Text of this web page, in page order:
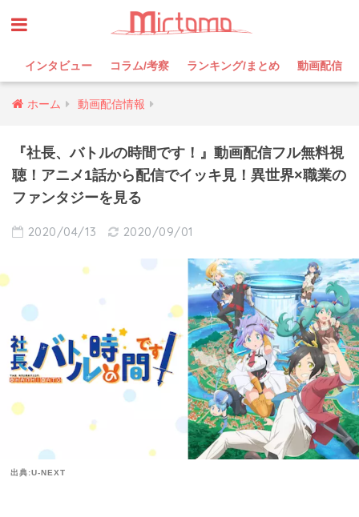
インタビュー コラム/考察 ランキング/まとめ 動画配信
ホーム 動画配信情報
『社長、バトルの時間です！』動画配信フル無料視
聴！アニメ1話から配信でイッキ見！異世界×職業の
ファンタジーを見る
2020/04/13 2020/09/01
出典:U-NEXT